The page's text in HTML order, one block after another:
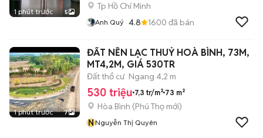
1 phút trước 5
Tp Hồ Chí Minh
Anh Quý 4.8 1600 đã bán
1 phút trước 7
ĐẤT NỀN LẠC THUỶ HOÀ BÌNH, 73M,
MT4,2M, GIÁ 530TR
Đất thổ cư Ngang 4,2 m
530 triệu 7,3 tr/m² 73 m²
Hòa Bình (Phú Thọ mới)
NNguyễn Thị Quyên